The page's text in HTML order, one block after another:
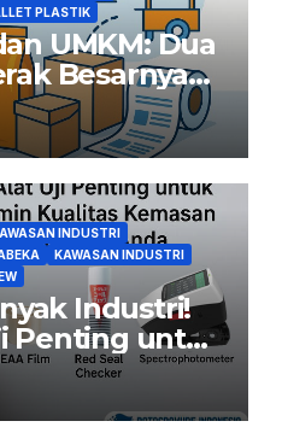
PLASTIK
UMKM: Dua
Besarnya
di
INDUSTRI
KAWASAN INDUSTRI
Industri!
Penting untuk